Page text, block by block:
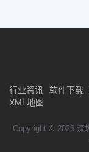
行业资讯 软件下载
XML地图
Copyright © 2026 深